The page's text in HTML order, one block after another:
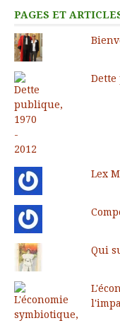
PAGES ET
Dette
Lex
Qui